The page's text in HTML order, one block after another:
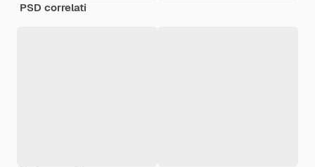
PSD correlati